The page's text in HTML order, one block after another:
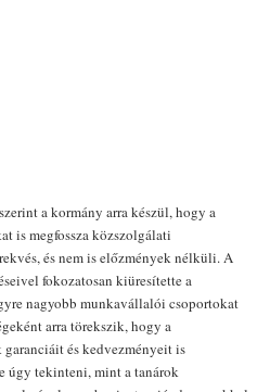
a kormány arra készül, hogy a
is megfossza közszolgálati
és nem is előzmények nélküli. A
fokozatosan kiüresítette a
nagyobb munkavállalói csoportokat
arra törekszik, hogy a
és kedvezményeit is
úgy tekinteni, mint a tanárok